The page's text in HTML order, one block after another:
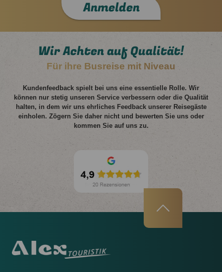
Anmelden
Wir Achten auf Qualität!
Für ihre Busreise mit Niveau
Kundenfeedback spielt bei uns eine essentielle Rolle. Wir
können nur stetig unseren Service verbessern oder die Qualität
halten, in dem wir uns ehrliches Feedback unserer Reisegäste
einholen. Zögern Sie daher nicht und bewerten Sie uns oder
kommen Sie auf uns zu.